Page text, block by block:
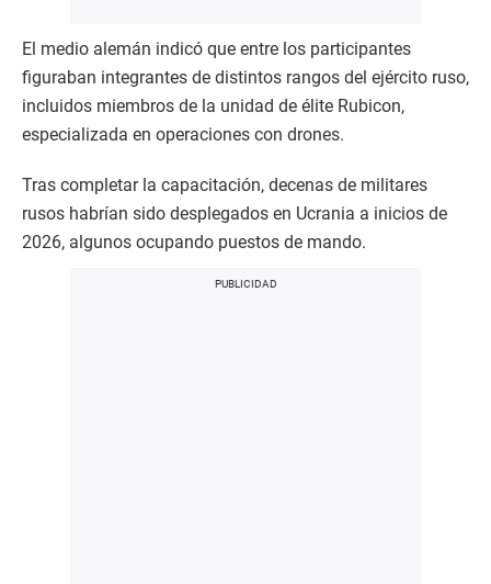
El medio alemán indicó que entre los participantes
figuraban integrantes de distintos rangos del ejército ruso,
incluidos miembros de la unidad de élite Rubicon,
especializada en operaciones con drones.
Tras completar la capacitación, decenas de militares
rusos habrían sido desplegados en Ucrania a inicios de
2026, algunos ocupando puestos de mando.